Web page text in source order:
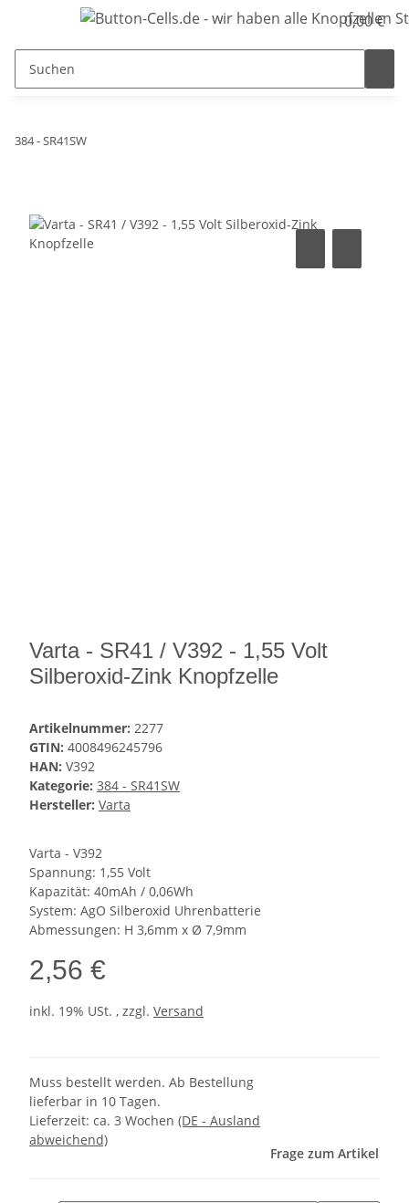
0,00 €
384 - SR41SW
Varta - SR41 / V392 - 1,55 Volt
Silberoxid-Zink Knopfzelle
Artikelnummer: 2277
GTIN: 4008496245796
HAN: V392
Kategorie: 384 - SR41SW
Hersteller: Varta
Varta - V392
Spannung: 1,55 Volt
Kapazität: 40mAh / 0,06Wh
System: AgO Silberoxid Uhrenbatterie
Abmessungen: H 3,6mm x Ø 7,9mm
2,56 €
inkl. 19% USt. , zzgl. Versand
Muss bestellt werden. Ab Bestellung
lieferbar in 10 Tagen.
Lieferzeit: ca. 3 Wochen (DE - Ausland
abweichend)
Frage zum Artikel